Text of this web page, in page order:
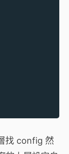
找 config 然